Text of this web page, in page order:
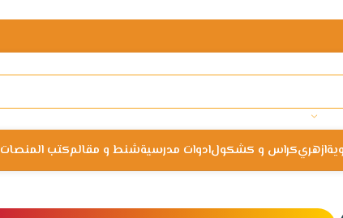
ازهريكراس و كشكولادوات مدرسيةشنط و مقالمكتب المنصات